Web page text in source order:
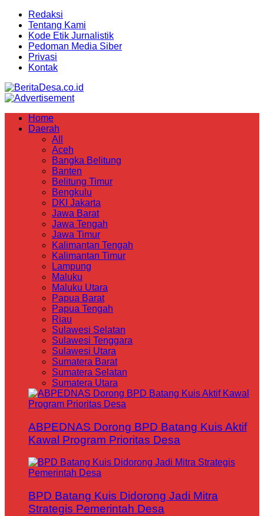
Redaksi
Tentang Kami
Kode Etik Jurnalistik
Pedoman Media Siber
Privasi
Kontak
Home
Daerah
All
Aceh
Bangka Belitung
Banten
Belitung Timur
Bengkulu
DKI Jakarta
Jawa Barat
Jawa Tengah
Jawa Timur
Kalimantan Tengah
Kalimantan Timur
Lampung
Maluku
Maluku Utara
Papua Barat
Papua Tengah
Riau
Sulawesi Selatan
Sulawesi Tenggara
Sulawesi Utara
Sumatera Barat
Sumatera Selatan
Sumatera Utara
ABPEDNAS Dorong BPD Batang Kuis Aktif
Kawal Program Prioritas Desa
BPD Batang Kuis Didorong Jadi Mitra
Strategis Pemerintah Desa